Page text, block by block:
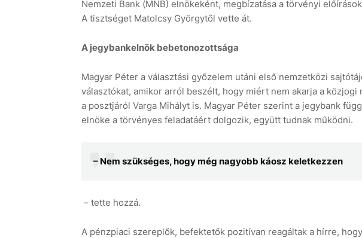
Nemzeti Bank (MNB) elnökeként, megbízatása a törvényi
A tisztséget Matolcsy Györgytől vette át.
A jegybankelnök bebetonozottsága
Magyar Péter a választási győzelem utáni első nemzetközi
választókat, amikor arról beszélt, hogy miért nem akarja a
a posztjáról Varga Mihályt is. Magyar Péter szerint a jegybank
elnöke a törvényes feladatáért dolgozik, együtt tudnak működni.
– Nem szükséges, hogy még nagyobb káosz keletkezzen
– tette hozzá.
A pénzpiaci szereplők, befektetők pozitívan reagáltak a hírre,